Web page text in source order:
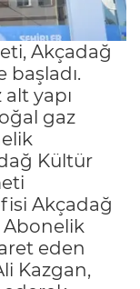
Akçadağ
yapı
gaz
Kültür
Akçadağ
Abonelik
eden
Kazgan,